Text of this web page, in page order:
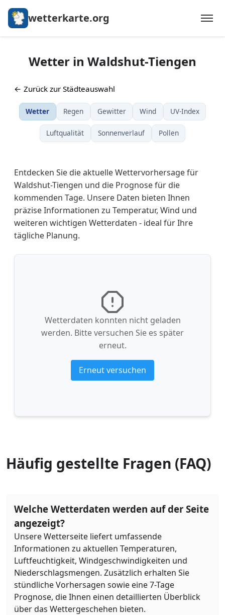
wetterkarte.org
Wetter in Waldshut-Tiengen
← Zurück zur Städteauswahl
Wetter Regen Gewitter Wind UV-Index
Luftqualität Sonnenverlauf Pollen
Entdecken Sie die aktuelle Wettervorhersage für
Waldshut-Tiengen und die Prognose für die
kommenden Tage. Unsere Daten bieten Ihnen
präzise Informationen zu Temperatur, Wind und
weiteren wichtigen Wetterdaten - ideal für Ihre
tägliche Planung.
Wetterdaten konnten nicht geladen
werden. Bitte versuchen Sie es später
erneut.
Erneut versuchen
Häufig gestellte Fragen (FAQ)
Welche Wetterdaten werden auf der Seite
angezeigt?
Unsere Wetterseite liefert umfassende
Informationen zu aktuellen Temperaturen,
Luftfeuchtigkeit, Windgeschwindigkeiten und
Niederschlagsmengen. Zusätzlich erhalten Sie
stündliche Vorhersagen sowie eine 7-Tage
Prognose, die Ihnen einen detaillierten Überblick
über das Wettergeschehen bieten.